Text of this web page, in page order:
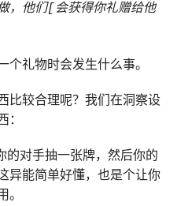
，他们[会获得你礼赠给他
礼物时会发生什么事。
比较合理呢？我们在洞察设
的对手抽一张牌，然后你的
异能简单好懂，也是个让你